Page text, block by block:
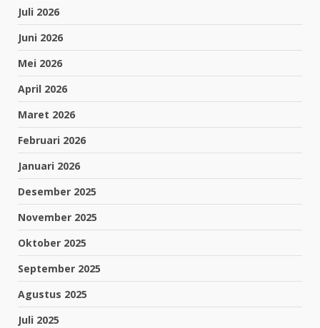
Juli 2026
Juni 2026
Mei 2026
April 2026
Maret 2026
Februari 2026
Januari 2026
Desember 2025
November 2025
Oktober 2025
September 2025
Agustus 2025
Juli 2025